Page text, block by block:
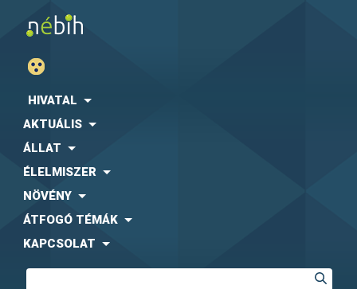
HIVATAL
AKTUÁLIS
ÁLLAT
ÉLELMISZER
NÖVÉNY
ÁTFOGÓ TÉMÁK
KAPCSOLAT